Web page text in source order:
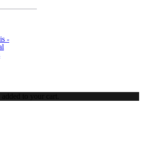
to your cart.